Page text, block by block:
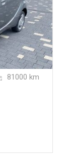
81000 km